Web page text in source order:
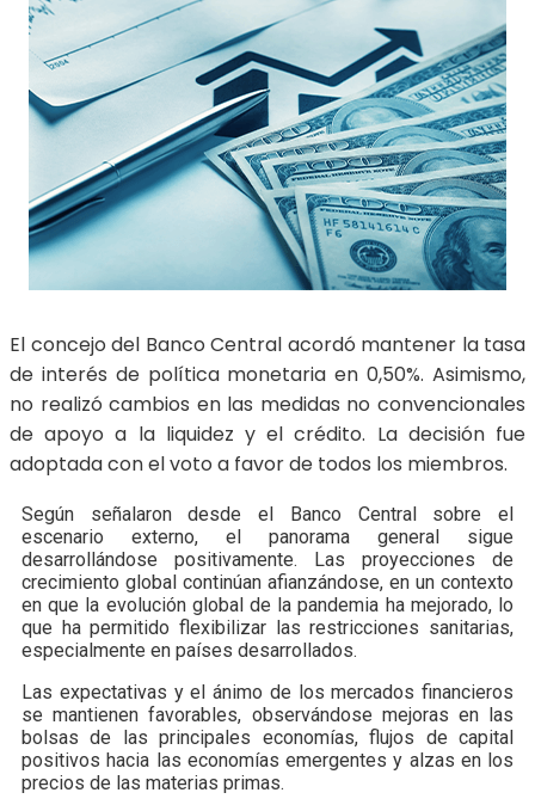
El concejo del Banco Central acordó mantener la tasa
de interés de política monetaria en 0,50%. Asimismo,
no realizó cambios en las medidas no convencionales
de apoyo a la liquidez y el crédito. La decisión fue
adoptada con el voto a favor de todos los miembros.
Según señalaron desde el Banco Central sobre el
escenario externo, el panorama general sigue
desarrollándose positivamente. Las proyecciones de
crecimiento global continúan afianzándose, en un contexto
en que la evolución global de la pandemia ha mejorado, lo
que ha permitido flexibilizar las restricciones sanitarias,
especialmente en países desarrollados.
Las expectativas y el ánimo de los mercados financieros
se mantienen favorables, observándose mejoras en las
bolsas de las principales economías, flujos de capital
positivos hacia las economías emergentes y alzas en los
precios de las materias primas.